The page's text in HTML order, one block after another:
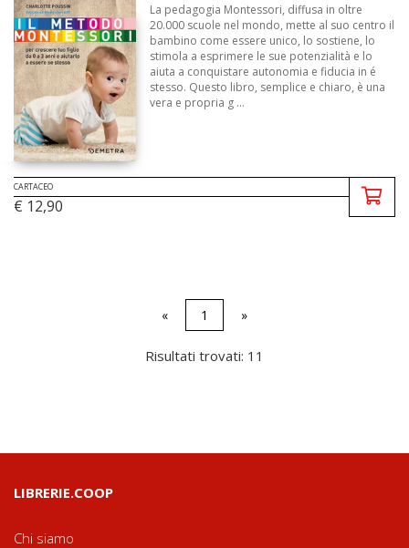
La pedagogia Montessori, diffusa in oltre
20.000 scuole nel mondo, mette al suo centro il
bambino come essere unico, lo sostiene, lo
stimola a esprimere le sue potenzialità e lo
aiuta a conquistare autonomia e fiducia in é
stesso. Questo libro, semplice e chiaro, è una
vera e propria g ...
CARTACEO
€ 12,90
« 1 »
Risultati trovati: 11
LIBRERIE.COOP
Chi siamo